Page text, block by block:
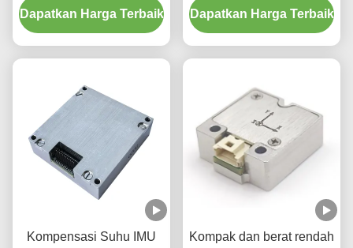
Dapatkan Harga Terbaik
Dapatkan Harga Terbaik
Kompensasi Suhu IMU
Kompak dan berat rendah